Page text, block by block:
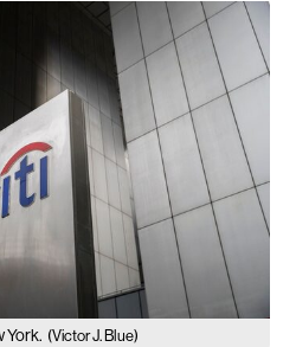
York. (Victor J. Blue)